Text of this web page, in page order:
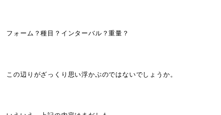
フォーム？種目？インターバル？重量？
この辺りがざっくり思い浮かぶのではないでしょうか。